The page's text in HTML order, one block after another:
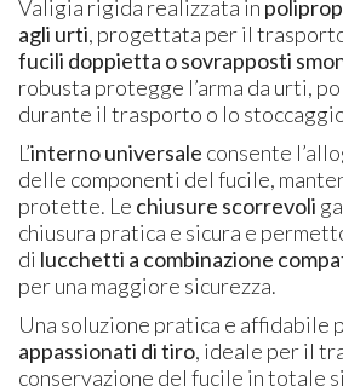
Valigia rigida realizzata in
agli urti, progettata per il
fucili doppietta o sovrapposti
robusta protegge l’arma da urti,
durante il trasporto o lo
L’interno universale consente
delle componenti del fucile,
protette. Le chiusure scorrevoli
chiusura pratica e sicura e
di lucchetti a combinazione
per una maggiore sicurezza.
Una soluzione pratica e affidabile
appassionati di tiro, ideale per il
conservazione del fucile in totale